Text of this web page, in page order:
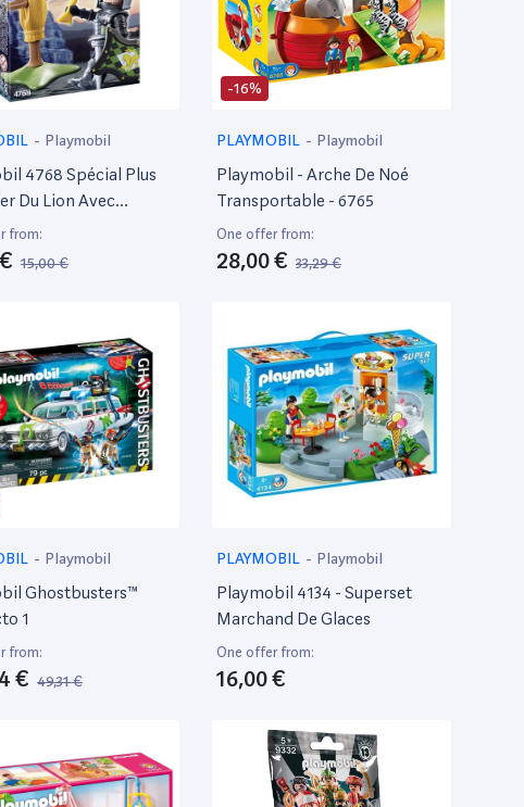
- Playmobil
4768 Spécial Plus
Du Lion Avec
D'Entrainement
from:
15,00 €
-16%
PLAYMOBIL - Playmobil
Playmobil - Arche De Noé
Transportable - 6765
One offer from:
28,00 € 33,29 €
- Playmobil
Ghostbusters™
1
from:
€ 49,31 €
PLAYMOBIL - Playmobil
Playmobil 4134 - Superset
Marchand De Glaces
One offer from:
16,00 €